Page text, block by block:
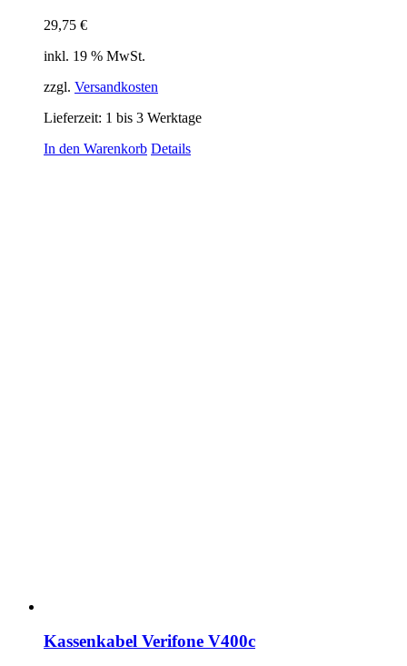
29,75 €
inkl. 19 % MwSt.
zzgl. Versandkosten
Lieferzeit: 1 bis 3 Werktage
In den Warenkorb Details
Kassenkabel Verifone V400c